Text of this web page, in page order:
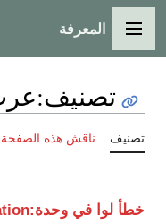
القائمة الرئيسية
المعرفة
تصنيف:
تصنيف ناقش هذه الصفحة